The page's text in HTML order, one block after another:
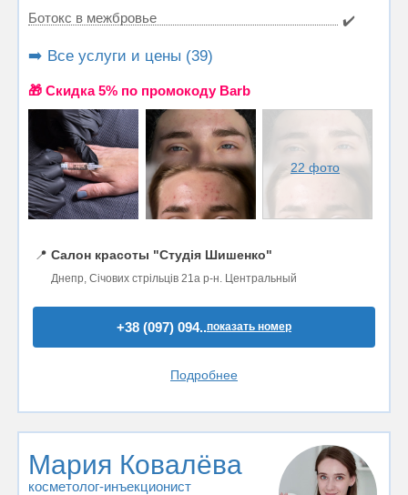
Ботокс в межбровье
✔️
➡️ Все услуги и цены (39)
🎁 Cкидка 5% по промокоду Barb
22 фото
📍 Салон красоты "Студія Шишенко"
Днепр, Січових стрільців 21а р-н. Центральный
+38 (097) 094..показать номер
Подробнее
Мария Ковалёва
косметолог-инъекционист